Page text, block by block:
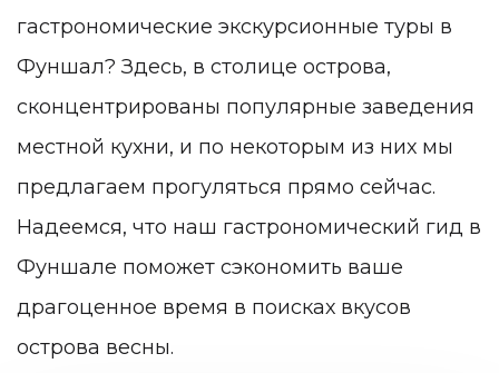
гастрономические экскурсионные туры в
Фуншал? Здесь, в столице острова,
сконцентрированы популярные заведения
местной кухни, и по некоторым из них мы
предлагаем прогуляться прямо сейчас.
Надеемся, что наш гастрономический гид в
Фуншале поможет сэкономить ваше
драгоценное время в поисках вкусов
острова весны.